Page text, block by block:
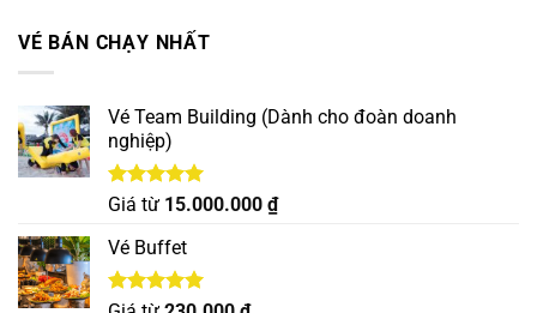
VÉ BÁN CHẠY NHẤT
Vé Team Building (Dành cho đoàn doanh
nghiệp)
Được xếp
5 sao
Giá từ 15.000.000 ₫
Vé Buffet
Được xếp